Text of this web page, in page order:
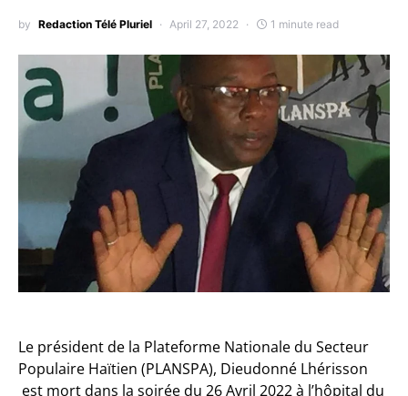
by Redaction Télé Pluriel April 27, 2022 1 minute read
Le président de la Plateforme Nationale du Secteur
Populaire Haïtien (PLANSPA), Dieudonné Lhérisson
est mort dans la soirée du 26 Avril 2022 à l’hôpital du